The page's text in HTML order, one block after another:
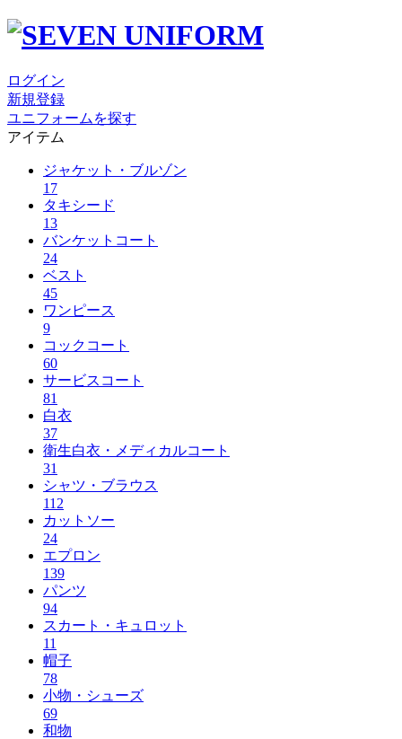
ログイン
新規登録
ユニフォームを探す
アイテム
ジャケット・ブルゾン
17
タキシード
13
バンケットコート
24
ベスト
45
ワンピース
9
コックコート
60
サービスコート
81
白衣
37
衛生白衣・メディカルコート
31
シャツ・ブラウス
112
カットソー
24
エプロン
139
パンツ
94
スカート・キュロット
11
帽子
78
小物・シューズ
69
和物